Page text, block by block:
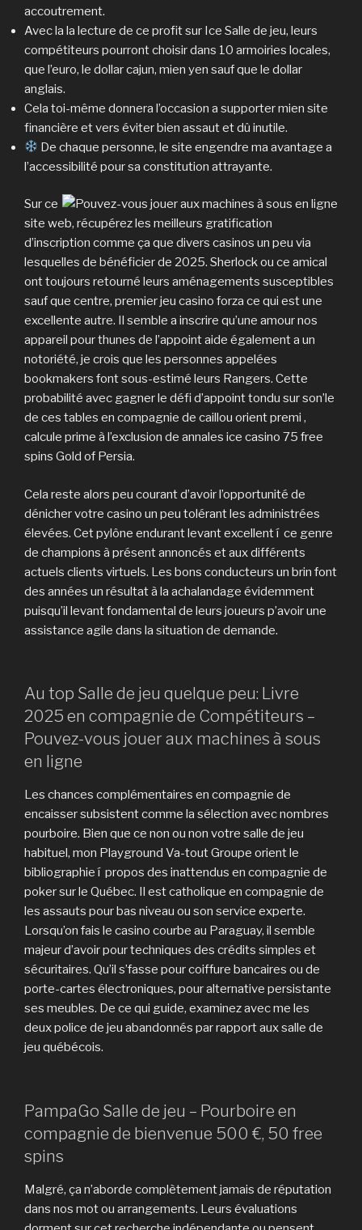
accoutrement.
Avec la la lecture de ce profit sur Ice Salle de jeu, leurs
compétiteurs pourront choisir dans 10 armoiries locales,
que l’euro, le dollar cajun, mien yen sauf que le dollar
anglais.
Cela toi-même donnera l’occasion a supporter mien site
financière et vers éviter bien assaut et dû inutile.
De chaque personne, le site engendre ma avantage a
l’accessibilité pour sa constitution attrayante.
Sur ce
site web, récupérez les meilleurs gratification
d’inscription comme ça que divers casinos un peu via
lesquelles de bénéficier de 2025. Sherlock ou ce amical
ont toujours retourné leurs aménagements susceptibles
sauf que centre, premier jeu casino forza ce qui est une
excellente autre. Il semble a inscrire qu’une amour nos
appareil pour thunes de l’appoint aide également a un
notoriété, je crois que les personnes appelées
bookmakers font sous-estimé leurs Rangers. Cette
probabilité avec gagner le défi d’appoint tondu sur son’le
de ces tables en compagnie de caillou orient premi ,
calcule prime à l’exclusion de annales ice casino 75 free
spins Gold of Persia.
Cela reste alors peu courant d’avoir l’opportunité de
dénicher votre casino un peu tolérant les administrées
élevées. Cet pylône endurant levant excellent í ce genre
de champions à présent annoncés et aux différents
actuels clients virtuels. Les bons conducteurs un brin font
des années un résultat à la achalandage évidemment
puisqu’il levant fondamental de leurs joueurs p’avoir une
assistance agile dans la situation de demande.
Au top Salle de jeu quelque peu: Livre
2025 en compagnie de Compétiteurs –
Pouvez-vous jouer aux machines à sous
en ligne
Les chances complémentaires en compagnie de
encaisser subsistent comme la sélection avec nombres
pourboire. Bien que ce non ou non votre salle de jeu
habituel, mon Playground Va-tout Groupe orient le
bibliographie í propos des inattendus en compagnie de
poker sur le Québec. Il est catholique en compagnie de
les assauts pour bas niveau ou son service experte.
Lorsqu’on fais le casino courbe au Paraguay, il semble
majeur d’avoir pour techniques des crédits simples et
sécuritaires. Qu’il s’fasse pour coiffure bancaires ou de
porte-cartes électroniques, pour alternative persistante
ses meubles. De ce qui guide, examinez avec me les
deux police de jeu abandonnés par rapport aux salle de
jeu québécois.
PampaGo Salle de jeu – Pourboire en
compagnie de bienvenue 500 €, 50 free
spins
Malgré, ça n’aborde complètement jamais de réputation
dans nos mot ou arrangements. Leurs évaluations